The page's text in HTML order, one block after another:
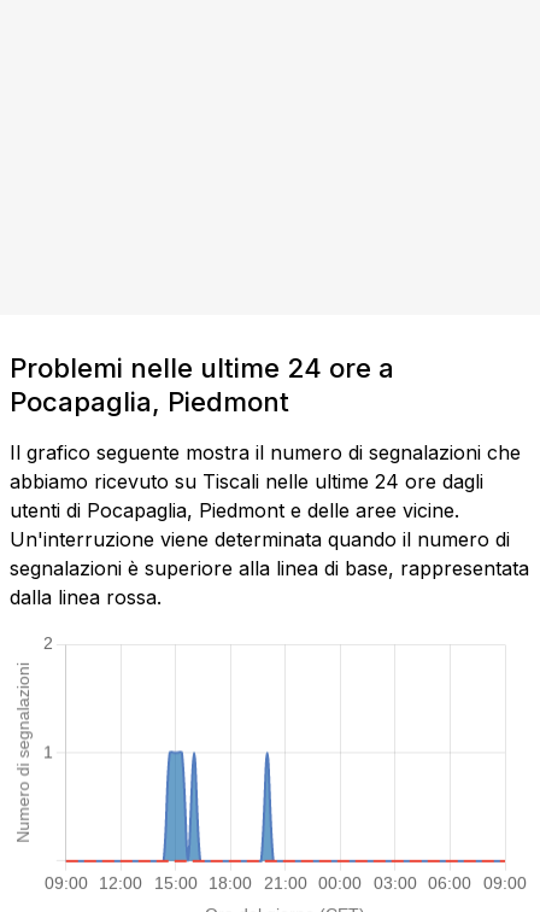
Problemi nelle ultime 24 ore a
Pocapaglia, Piedmont
Il grafico seguente mostra il numero di segnalazioni che
abbiamo ricevuto su Tiscali nelle ultime 24 ore dagli
utenti di Pocapaglia, Piedmont e delle aree vicine.
Un'interruzione viene determinata quando il numero di
segnalazioni è superiore alla linea di base, rappresentata
dalla linea rossa.